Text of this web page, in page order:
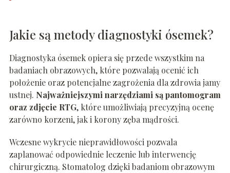
Jakie są metody diagnostyki ósemek?
Diagnostyka ósemek opiera się przede wszystkim na
badaniach obrazowych, które pozwalają ocenić ich
położenie oraz potencjalne zagrożenia dla zdrowia jamy
ustnej. Najważniejszymi narzędziami są pantomogram
oraz zdjęcie RTG, które umożliwiają precyzyjną ocenę
zarówno korzeni, jak i korony zęba mądrości.
Wczesne wykrycie nieprawidłowości pozwala
zaplanować odpowiednie leczenie lub interwencję
chirurgiczną. Stomatolog dzięki badaniom obrazowym